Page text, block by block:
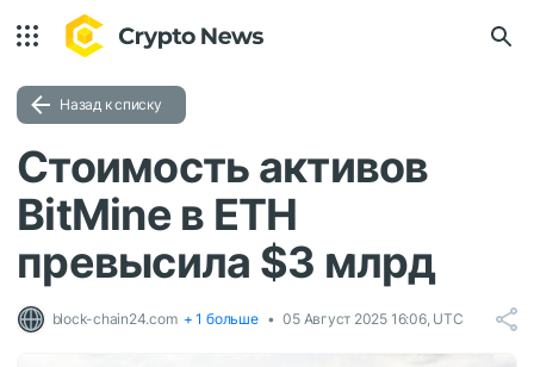
Назад к списку
Стоимость активов
BitMine в ETH
превысила $3 млрд
block-chain24.com + 1 больше 05 Август 2025 16:06, UTC